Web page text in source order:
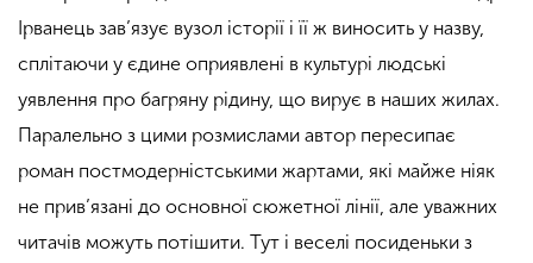
Ірванець зав’язує вузол історії і її ж виносить у назву,
сплітаючи у єдине оприявлені в культурі людські
уявлення про багряну рідину, що вирує в наших жилах.
Паралельно з цими розмислами автор пересипає
роман постмодерністськими жартами, які майже ніяк
не прив’язані до основної сюжетної лінії, але уважних
читачів можуть потішити. Тут і веселі посиденьки з